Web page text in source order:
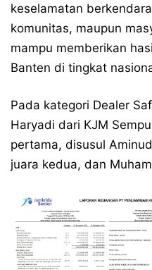
keselamatan
komunitas, maupun
mampu memberikan
Banten di tingkat
Pada kategori Dealer
Haryadi dari KJM
pertama, disusul
juara kedua, dan